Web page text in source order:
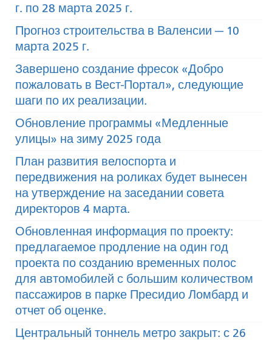
г. по 28 марта 2025 г.
Прогноз строительства в Валенсии — 10
марта 2025 г.
Завершено создание фресок «Добро
пожаловать в Вест-Портал», следующие
шаги по их реализации.
Обновление программы «Медленные
улицы» на зиму 2025 года
План развития велоспорта и
передвижения на роликах будет вынесен
на утверждение на заседании совета
директоров 4 марта.
Обновленная информация по проекту:
предлагаемое продление на один год
проекта по созданию временных полос
для автомобилей с большим количеством
пассажиров в парке Пресидио Ломбард и
отчет об оценке.
Центральный тоннель метро закрыт: с 26